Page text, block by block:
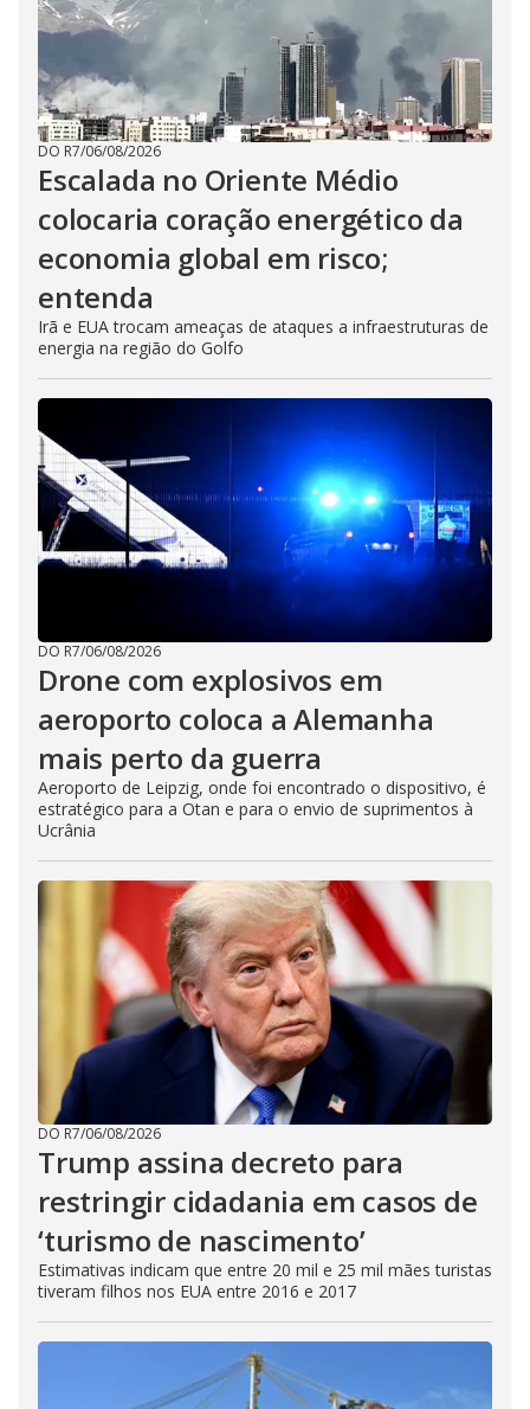
DO R7/06/08/2026
Escalada no Oriente Médio
colocaria coração energético da
economia global em risco;
entenda
Irã e EUA trocam ameaças de ataques a infraestruturas de
energia na região do Golfo
DO R7/06/08/2026
Drone com explosivos em
aeroporto coloca a Alemanha
mais perto da guerra
Aeroporto de Leipzig, onde foi encontrado o dispositivo, é
estratégico para a Otan e para o envio de suprimentos à
Ucrânia
DO R7/06/08/2026
Trump assina decreto para
restringir cidadania em casos de
‘turismo de nascimento’
Estimativas indicam que entre 20 mil e 25 mil mães turistas
tiveram filhos nos EUA entre 2016 e 2017